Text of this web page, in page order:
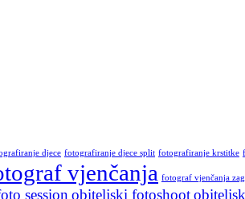
djece fotografiranje djece split fotografiranje krstitke
vjenčanja fotograf vjenčanja
session obiteljski fotoshoot